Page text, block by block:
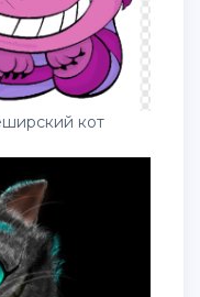
кот